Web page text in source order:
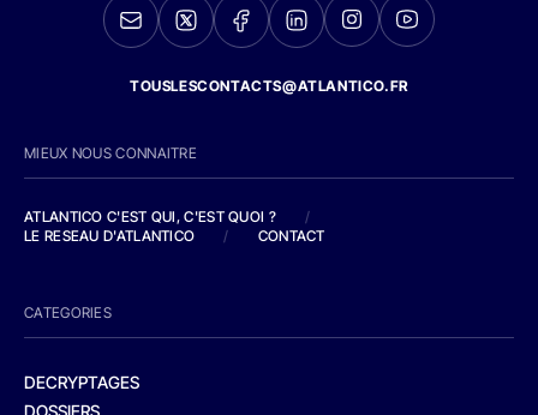
TOUSLESCONTACTS@ATLANTICO.FR
MIEUX NOUS CONNAITRE
ATLANTICO C'EST QUI, C'EST QUOI ?
/
LE RESEAU D'ATLANTICO
/ CONTACT
CATEGORIES
DECRYPTAGES
DOSSIERS